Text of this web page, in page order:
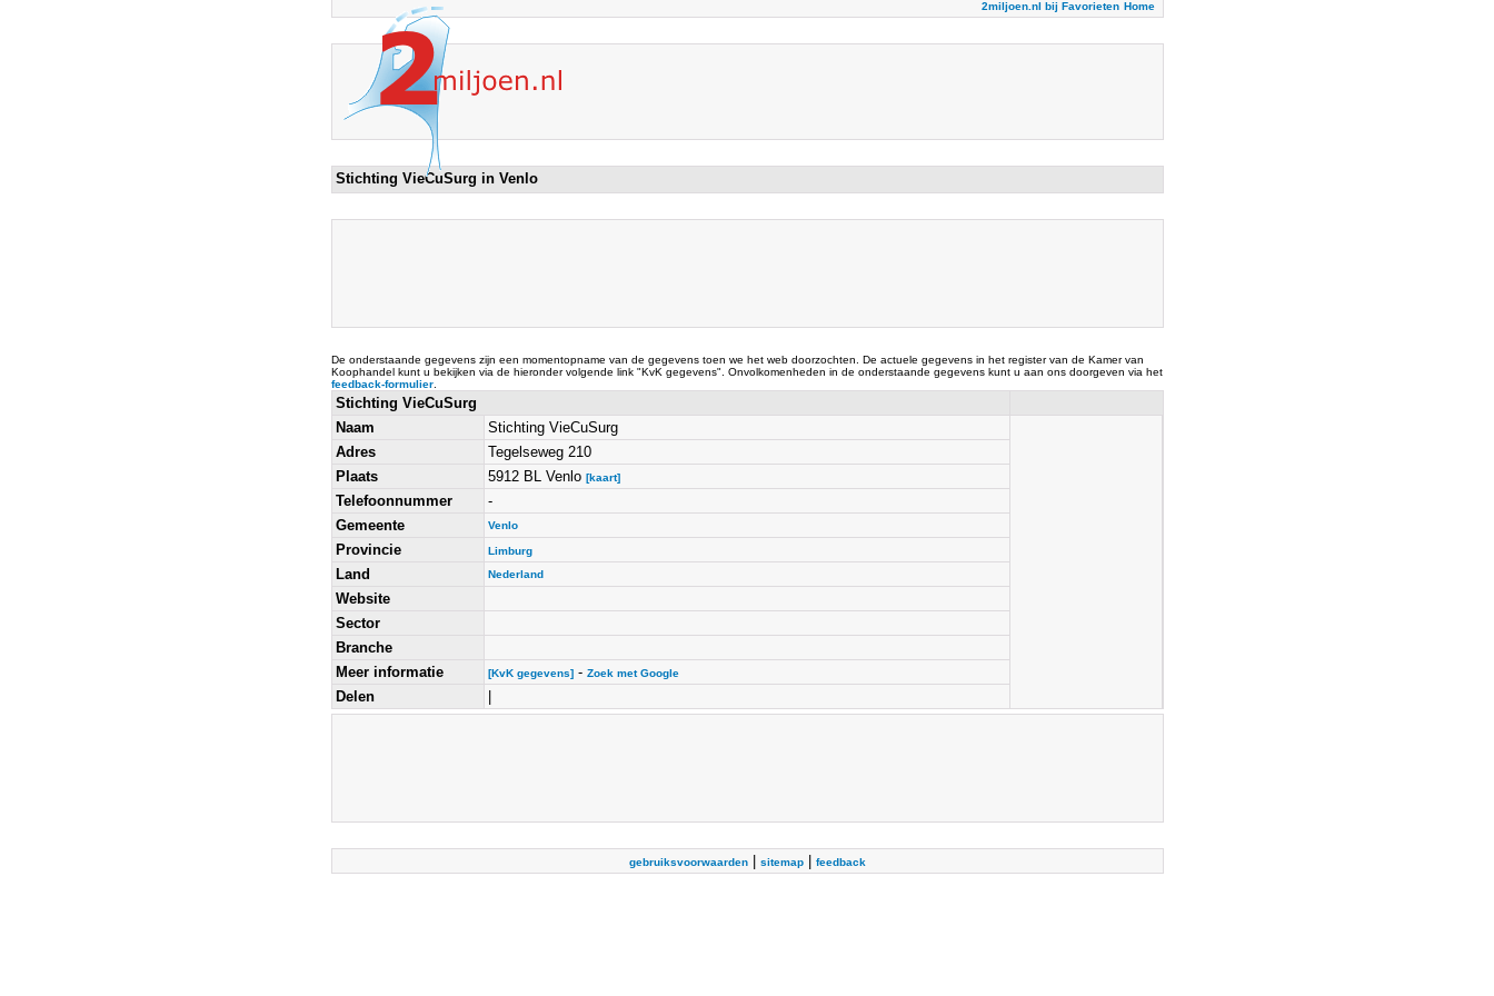
2miljoen.nl bij Favorieten Home
Stichting VieCuSurg in Venlo
De onderstaande gegevens zijn een momentopname van de gegevens toen we het web doorzochten. De actuele gegevens in het register van de Kamer van
Koophandel kunt u bekijken via de hieronder volgende link "KvK gegevens". Onvolkomenheden in de onderstaande gegevens kunt u aan ons doorgeven via het
feedback-formulier.
Stichting VieCuSurg
Naam
Stichting VieCuSurg
Adres
Tegelseweg 210
Plaats
5912 BL Venlo [kaart]
Telefoonnummer
-
Gemeente
Venlo
Provincie Limburg
Land Nederland
Website
Sector
Branche
Meer informatie
[KvK gegevens]- Zoek met Google
Delen
gebruiksvoorwaarden| sitemap| feedback